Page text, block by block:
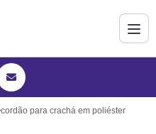
cordão para crachá em poliéster